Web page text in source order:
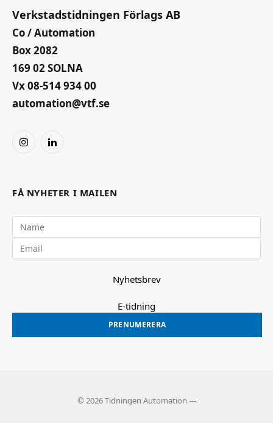
Verkstadstidningen Förlags AB
Co / Automation
Box 2082
169 02 SOLNA
Vx 08-514 934 00
automation@vtf.se
InstagramLinkedIn
FÅ NYHETER I MAILEN
Nyhetsbrev
E-tidning
PRENUMERERA
© 2026 Tidningen Automation ---